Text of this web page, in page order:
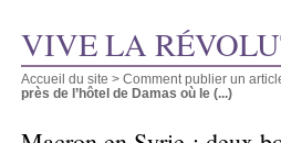
VIVE LA
Accueil du site > Comment publier un
près de l’hôtel de Damas où le (...)